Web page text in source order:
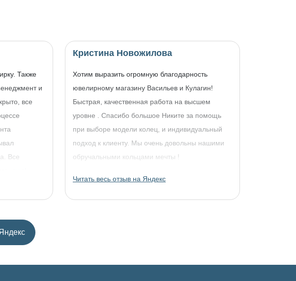
Также
и
все
Все
Кристина Новожилова
Хотим выразить огромную благодарность
ювелирному магазину Васильев и Кулагин!
Быстрая, качественная работа на высшем
уровне . Спасибо большое Никите за помощь
при выборе модели колец, и индивидуальный
подход к клиенту. Мы очень довольны нашими
обручальными кольцами мечты !
Читать весь отзыв на Яндекс